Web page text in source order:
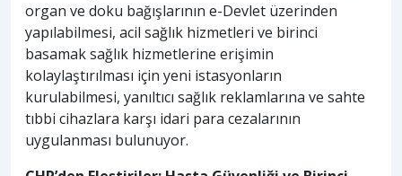
organ ve doku bağışlarının e-Devlet üzerinden
yapılabilmesi, acil sağlık hizmetleri ve birinci
basamak sağlık hizmetlerine erişimin
kolaylaştırılması için yeni istasyonların
kurulabilmesi, yanıltıcı sağlık reklamlarına ve sahte
tıbbi cihazlara karşı idari para cezalarının
uygulanması bulunuyor.